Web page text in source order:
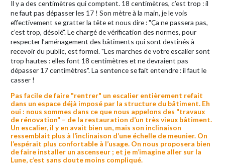
Il y a des centimètres qui comptent. 18 centimètres, c’est trop : il
ne faut pas dépasser les 17 ! Son mètre à la main, je le vois
effectivement se gratter la tête et nous dire : "Ça ne passera pas,
c’est trop, désolé". Le chargé de vérification des normes, pour
respecter l’aménagement des bâtiments qui sont destinés à
recevoir du public, est formel. "Les marches de votre escalier sont
trop hautes : elles font 18 centimètres et ne devraient pas
dépasser 17 centimètres". La sentence se fait entendre : il faut le
casser !
Pas facile de faire "rentrer" un escalier entièrement refait
dans un espace déjà imposé par la structure du bâtiment. Eh
oui : nous sommes dans ce que nous appelons des "travaux
de rénovation" – de la restauration d’un très vieux bâtiment.
Un escalier, il y en avait bien un, mais son inclinaison
ressemblait plus à l’inclinaison d’une échelle de meunier. On
l’espérait plus confortable à l’usage. On nous proposera bien
de faire installer un ascenseur ; et je m’imagine aller sur la
Lune, c’est sans doute moins compliqué.